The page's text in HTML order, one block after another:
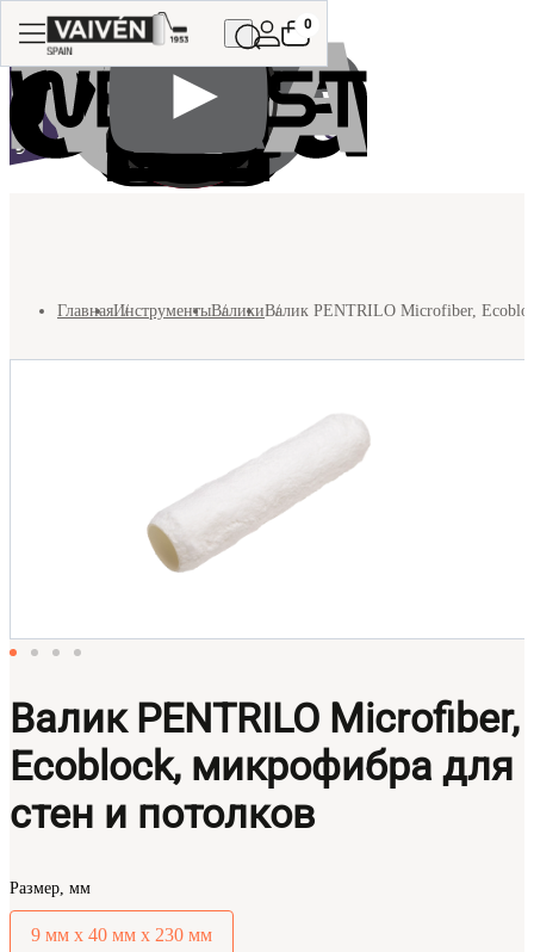
0
ГлавнаяИнструментыВаликиВалик PENTRILO Microfiber,
Валик PENTRILO Microfiber,
Ecoblock, микрофибра для
стен и потолков
Размер, мм
9 мм х 40 мм х 230 мм